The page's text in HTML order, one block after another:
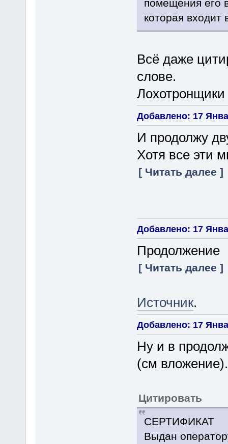
помещения его
которая входит
Всё даже
слове.
Лохотронщики
Добавлено: 17
И продолжу
Хотя все эти
[ Читать далее ]
Добавлено: 17
Продолжение
[ Читать далее ]
Источник.
Добавлено: 17
Ну и в
(см вложение).
Цитировать
СЕРТИФИКАТ
Выдан